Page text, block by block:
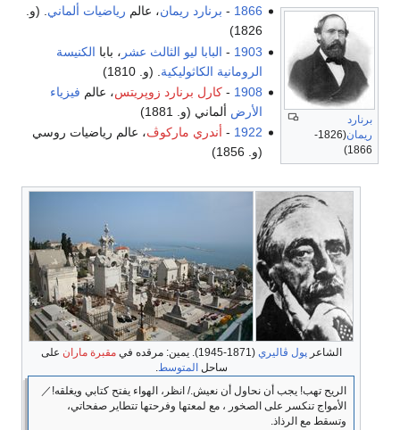
برنارد
ريمان
(1826-
1866)
1866
- برنارد ريمان، عالم رياضيات ألماني . (و.
1826)
1903
- البابا ليو الثالث عشر ، بابا الكنيسة
الرومانية الكاثوليكية . (و. 1810)
1908
- كارل برنارد زوپريتس، عالم فيزياء
الأرض ألماني (و. 1881)
1922
- أندري ماركوڤ، عالم رياضيات روسي
(و. 1856)
الشاعرپول ڤاليري (1871-1945). يمين: مرقده في مقبرة ماران على
ساحل المتوسط.
الريح تهب! يجب أن نحاول أن نعيش./ انظر، الهواء يفتح كتابي ويغلقه!／
الأمواج تنكسر على الصخور ، مع لمعتها وفرحتها تتطاير صفحاتي،
وتسقط مع الرذاذ.